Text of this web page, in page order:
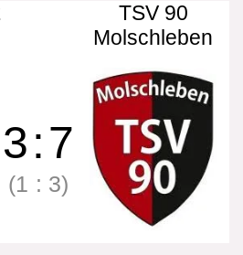
TSV 90
Molschleben
3:7
(1 : 3)